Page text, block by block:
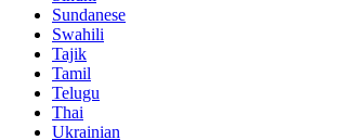
Sundanese
Swahili
Tajik
Tamil
Telugu
Thai
Ukrainian